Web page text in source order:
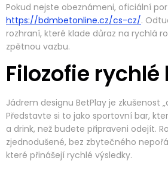
Pokud nejste obeznámeni, oficiální
https://bdmbetonline.cz/cs-cz/.
rozhraní, které klade důraz na rychlá
zpětnou vazbu.
Filozofie rychlé
Jádrem designu BetPlay je zkušenost
Představte si to jako sportovní bar,
a drink, než budete připraveni odejít.
zjednodušené, bez zbytečného
které přinášejí rychlé výsledky.